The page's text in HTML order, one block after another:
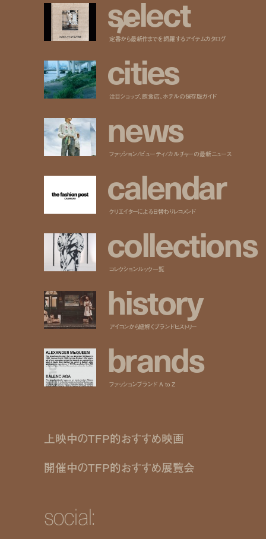
select
定番から最新作までを網羅するアイテムカタログ
cities
注目ショップ、飲食店、ホテルの保存版ガイド
news
ファッション/ビューティ/カルチャーの最新ニュース
calendar
クリエイターによる日替わりレコメンド
collections
コレクションルック一覧
history
アイコンから紐解くブランドヒストリー
brands
ファッションブランド A to Z
上映中のTFP的おすすめ映画
開催中のTFP的おすすめ展覧会
social: